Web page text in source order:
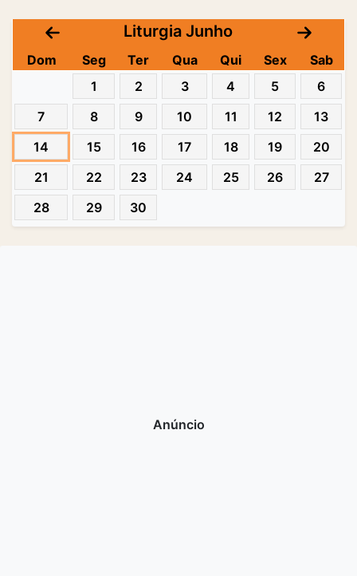
Liturgia Junho
Dom Seg Ter Qua Qui Sex
Sab
1
2 3 4 5
6
7
8 9 10 11 12
13
14
15 16 17 18 19
20
21
22 23 24 25 26
27
28
29 30